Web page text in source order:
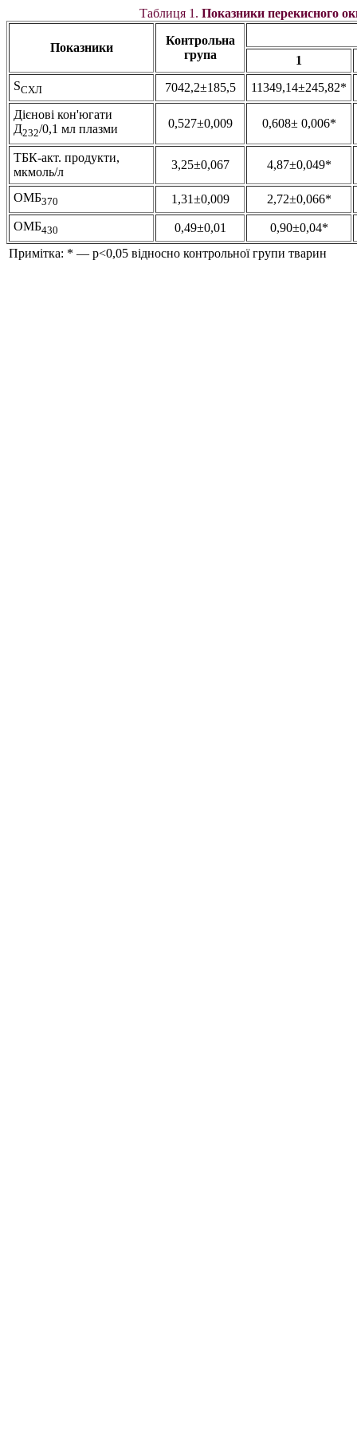
Таблиця 1. Показники перекисного
Показники
Контрольна
група
1
SСХЛ 7042,2±185,5
11349,14±245,82*
Дієнові кон'югати
Д232/0,1 мл плазми 0,527±0,009 0,608± 0,006*
ТБК-акт. продукти,
мкмоль/л
3,25±0,067 4,87±0,049*
ОМБ370 1,31±0,009
2,72±0,066*
ОМБ430 0,49±0,01
0,90±0,04*
Примітка: * — p<0,05 відносно контрольної групи тварин